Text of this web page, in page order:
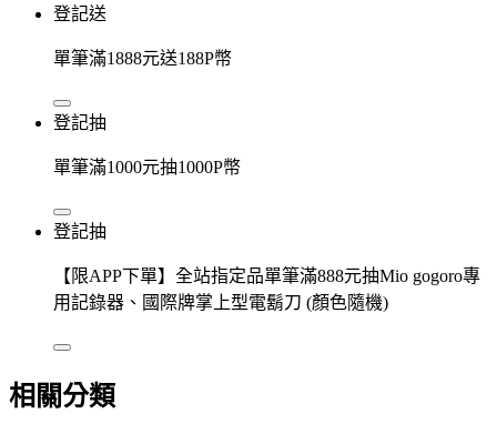
登記送
單筆滿1888元送188P幣
登記抽
單筆滿1000元抽1000P幣
登記抽
【限APP下單】全站指定品單筆滿888元抽Mio gogoro專
用記錄器、國際牌掌上型電鬍刀 (顏色隨機)
相關分類